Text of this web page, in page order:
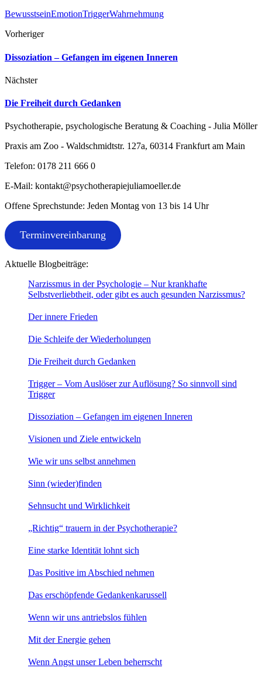
BewusstseinEmotionTriggerWahrnehmung
Vorheriger
Dissoziation – Gefangen im eigenen Inneren
Nächster
Die Freiheit durch Gedanken
Psychotherapie, psychologische Beratung & Coaching - Julia Möller
Praxis am Zoo - Waldschmidtstr. 127a, 60314 Frankfurt am Main
Telefon: 0178 211 666 0
E-Mail: kontakt@psychotherapiejuliamoeller.de
Offene Sprechstunde: Jeden Montag von 13 bis 14 Uhr
Terminvereinbarung
Aktuelle Blogbeiträge:
Narzissmus in der Psychologie – Nur krankhafte
Selbstverliebtheit, oder gibt es auch gesunden Narzissmus?
Der innere Frieden
Die Schleife der Wiederholungen
Die Freiheit durch Gedanken
Trigger – Vom Auslöser zur Auflösung? So sinnvoll sind
Trigger
Dissoziation – Gefangen im eigenen Inneren
Visionen und Ziele entwickeln
Wie wir uns selbst annehmen
Sinn (wieder)finden
Sehnsucht und Wirklichkeit
„Richtig“ trauern in der Psychotherapie?
Eine starke Identität lohnt sich
Das Positive im Abschied nehmen
Das erschöpfende Gedankenkarussell
Wenn wir uns antriebslos fühlen
Mit der Energie gehen
Wenn Angst unser Leben beherrscht